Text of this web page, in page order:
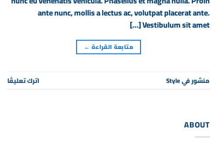
ante nunc, mollis a lectus ac, volutpat placerat ante.
Vestibulum sit amet […]
متابعة القراءة ←
منشور فيStyle اترك تعليقًا
ABOUT